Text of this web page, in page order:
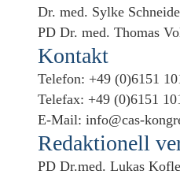
Dr. med. Sylke
PD Dr. med. Thomas
Kontakt
Telefon: +49 (0)6151
Telefax: +49 (0)6151
E-Mail: info@cas-
Redaktionell
PD Dr.med. Lukas